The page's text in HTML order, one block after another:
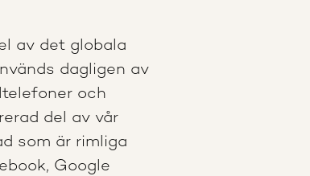
av det globala
dagligen av
och
del av vår
som är rimliga
Google